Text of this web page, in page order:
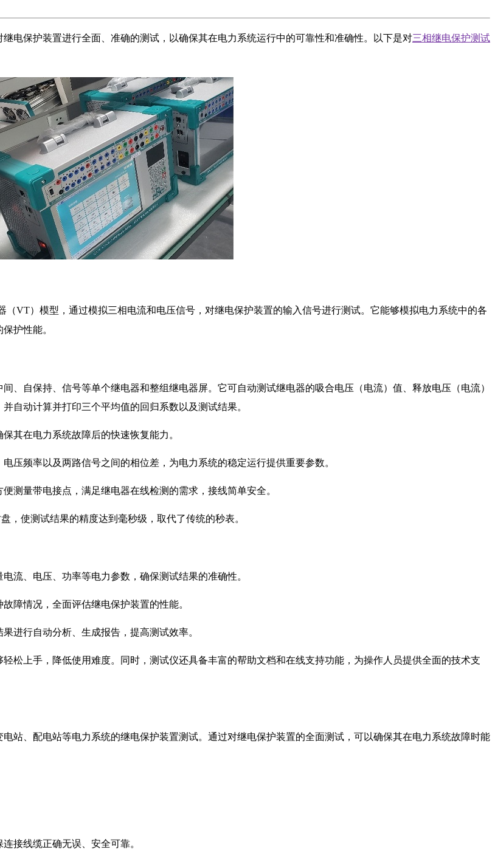
电保护装置进行全面、准确的测试，以确保其在电力系统运行中的可靠性和准确性。以下是对三相继电保护测试
VT）模型，通过模拟三相电流和电压信号，对继电保护装置的输入信号进行测试。它能够模拟电力系统中的各
护性能。
、自保持、信号等单个继电器和整组继电器屏。它可自动测试继电器的吸合电压（电流）值、释放电压（电流）
自动计算并打印三个平均值的回归系数以及测试结果。
其在电力系统故障后的快速恢复能力。
压频率以及两路信号之间的相位差，为电力系统的稳定运行提供重要参数。
测量带电接点，满足继电器在线检测的需求，接线简单安全。
，使测试结果的精度达到毫秒级，取代了传统的秒表。
流、电压、功率等电力参数，确保测试结果的准确性。
障情况，全面评估继电保护装置的性能。
进行自动分析、生成报告，提高测试效率。
松上手，降低使用难度。同时，测试仪还具备丰富的帮助文档和在线支持功能，为操作人员提供全面的技术支
站、配电站等电力系统的继电保护装置测试。通过对继电保护装置的全面测试，可以确保其在电力系统故障时能
接线缆正确无误、安全可靠。